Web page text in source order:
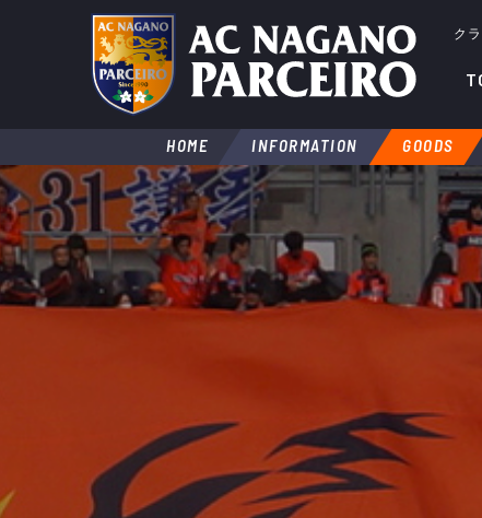
ク
HOME INFORMATION GOODS